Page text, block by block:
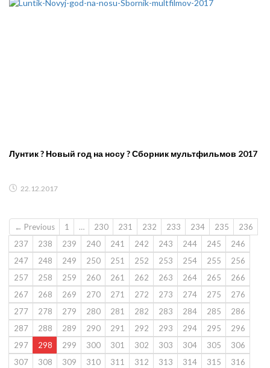
Лунтик ? Новый год на носу ? Сборник мультфильмов 2017
22.12.2017
← Previous 1 … 230 231 232 233 234 235
236
237
238 239 240 241 242 243 244 245
246
247
248 249 250 251 252 253 254 255
256
257
258 259 260 261 262 263 264 265
266
267
268 269 270 271 272 273 274 275
276
277
278 279 280 281 282 283 284 285
286
287
288 289 290 291 292 293 294 295
296
297
298 299 300 301 302 303 304 305
306
307
308 309 310 311 312 313 314 315
316